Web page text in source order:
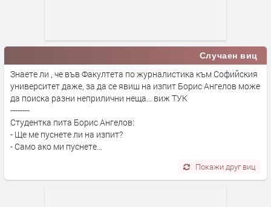
Случаен виц
Знаете ли , че във Факултета по журналистика към Софийския
университет даже, за да се явиш на изпит Борис Ангелов може
да поиска разни неприлични неща... виж ТУК
--------
Студентка пита Борис Ангелов:
- Ще ме пуснете ли на изпит?
- Само ако ми пуснете...
Покажи друг виц